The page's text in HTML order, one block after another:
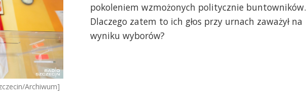
Archiwum]
pokoleniem wzmożonych politycznie buntowników.
Dlaczego zatem to ich głos przy urnach zaważył na
wyniku wyborów?